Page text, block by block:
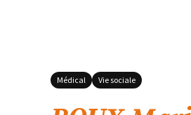
Médical Vie sociale